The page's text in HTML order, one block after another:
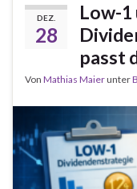
DEZ.
28
Low-1
passt
Von Mathias Maierunter